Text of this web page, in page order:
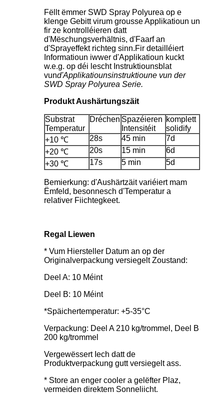
Fëllt ëmmer SWD Spray Polyurea op e
klenge Gebitt virum grousse Applikatioun un
fir ze kontrolléieren datt
d'Mëschungsverhältnis, d'Faarf an
d'Sprayeffekt richteg sinn.Fir detailléiert
Informatioun iwwer d'Applikatioun kuckt
w.e.g. op déi lescht Instruktiounsblat
vund'Applikatiounsinstruktioune vun der
SWD Spray Polyurea Serie.
Produkt Aushärtungszäit
Substrat
Temperatur
Dréchen Spazéieren
Intensitéit
komplett
solidify
+10 ℃
28s 45 min
7d
+20 ℃
20s 15 min
6d
+30 ℃
17s 5 min 5d
Bemierkung: d'Aushärtzäit variéiert mam
Ëmfeld, besonnesch d'Temperatur a
relativer Fiichtegkeet.
Regal Liewen
* Vum Hiersteller Datum an op der
Originalverpackung versiegelt Zoustand:
Deel A: 10 Méint
Deel B: 10 Méint
*Späichertemperatur: +5-35°C
Verpackung: Deel A 210 kg/trommel, Deel B
200 kg/trommel
Vergewëssert Iech datt de
Produktverpackung gutt versiegelt ass.
* Store an enger cooler a gelëfter Plaz,
vermeiden direktem Sonneliicht.